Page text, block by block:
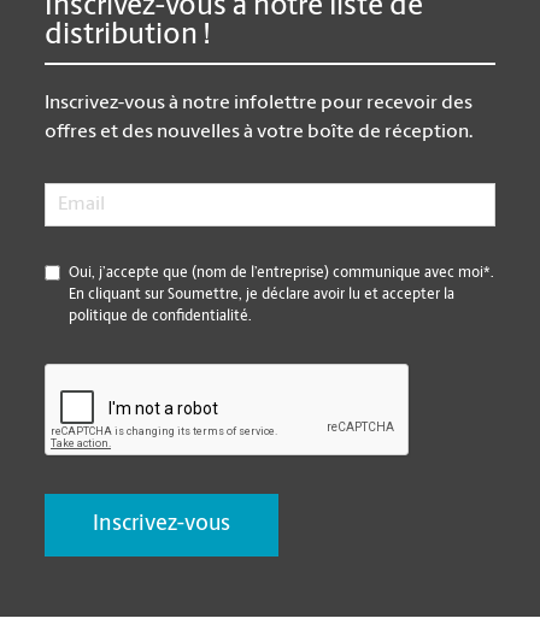
Inscrivez-vous à notre liste de
distribution !
Inscrivez-vous à notre infolettre pour recevoir des
offres et des nouvelles à votre boîte de réception.
Email
*
Oui, j’accepte que (nom de l’entreprise) communique avec moi*.
En cliquant sur Soumettre, je déclare avoir lu et accepter la
politique de confidentialité.